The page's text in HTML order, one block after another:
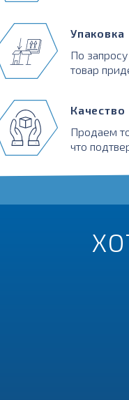
Упаковка
По
товар
Качество
Продаем
что